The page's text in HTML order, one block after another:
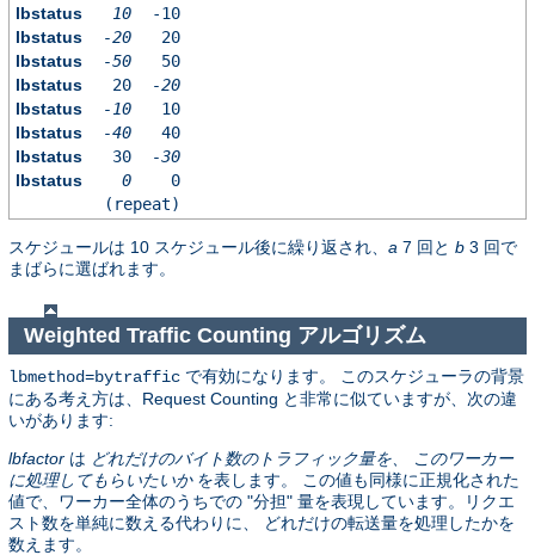
lbstatus
10
-10
lbstatus
-20
20
lbstatus
-50
50
lbstatus
20
-20
lbstatus
-10
10
lbstatus
-40
40
lbstatus
30
-30
lbstatus
0
0
(repeat)
スケジュールは 10 スケジュール後に繰り返され、 a 7 回と b 3 回で
まばらに選ばれます。
Weighted Traffic Counting アルゴリズム
lbmethod=bytraffic で有効になります。 このスケジューラの背景
にある考え方は、Request Counting と非常に似ていますが、次の違
いがあります:
lbfactor は どれだけのバイト数のトラフィック量を、 このワーカー
に処理してもらいたいかを表します。 この値も同様に正規化された
値で、ワーカー全体のうちでの "分担" 量を表現しています。リクエ
スト数を単純に数える代わりに、 どれだけの転送量を処理したかを
数えます。